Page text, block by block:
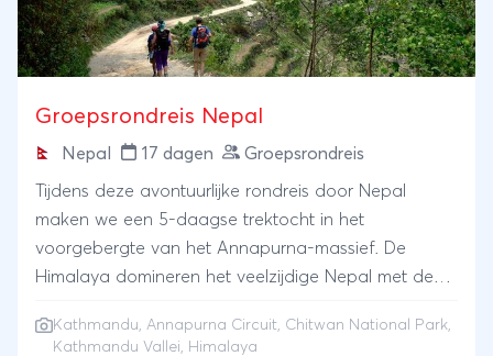
Groepsrondreis Nepal
Nepal 17 dagen Groepsrondreis
Tijdens deze avontuurlijke rondreis door Nepal
maken we een 5-daagse trektocht in het
voorgebergte van het Annapurna-massief. De
Himalaya domineren het veelzijdige Nepal met de
de Annapurna en vele andere achtduizenders. In
Kathmandu, Annapurna Circuit, Chitwan National Park,
Kathmandu Vallei, Himalaya